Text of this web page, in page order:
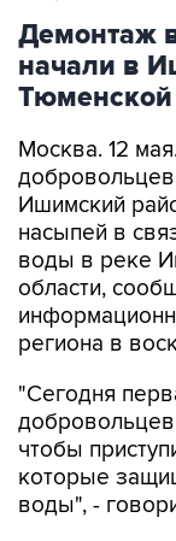
Демонтаж
начали в
Тюменской
Москва. 12
Ишимский
насыпей в
воды в реке
области,
региона в
"Сегодня
чтобы
которые
воды", -